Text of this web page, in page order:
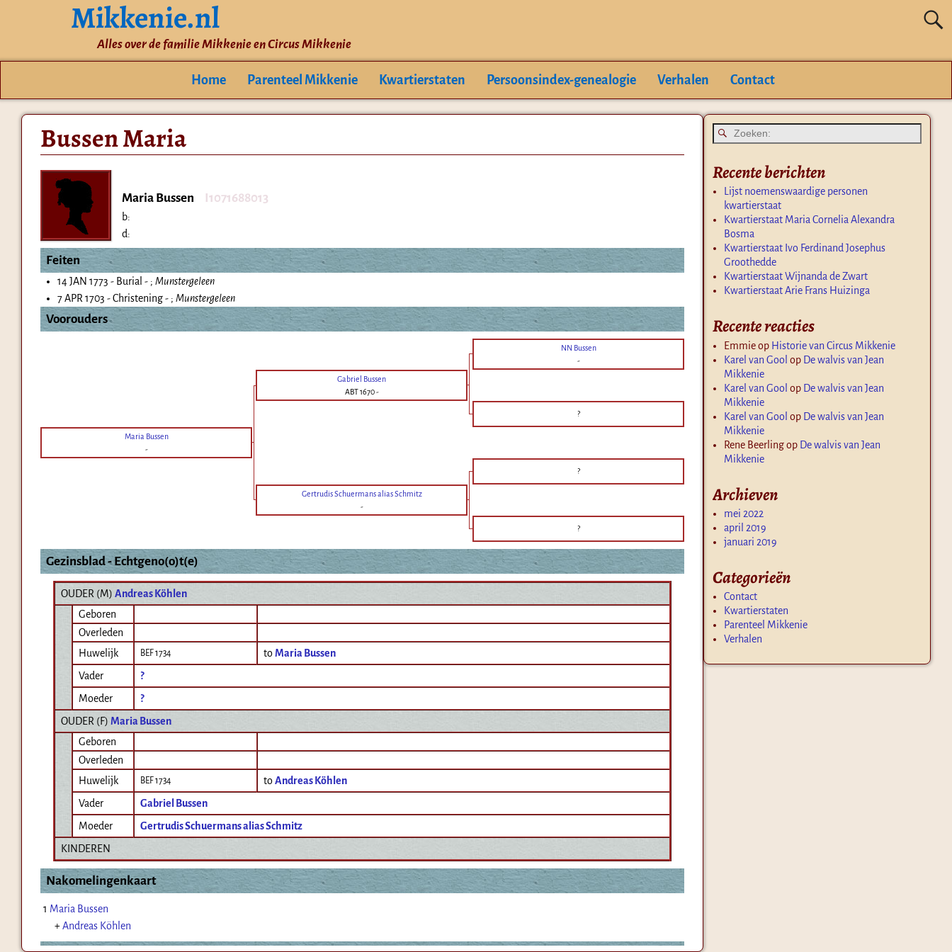
Mikkenie.nl
Alles over de familie Mikkenie en Circus Mikkenie
Home Parenteel Mikkenie Kwartierstaten Persoonsindex-genealogie Verhalen Contact
Bussen Maria
Maria Bussen I1071688013
b:
d:
Feiten
14 JAN 1773 - Burial - ; Munstergeleen
7 APR 1703 - Christening - ; Munstergeleen
Voorouders
NN Bussen
-
Gabriel Bussen
ABT 1670-
?
Maria Bussen
-
?
Gertrudis Schuermans alias Schmitz
-
?
Gezinsblad - Echtgeno(o)t(e)
OUDER (M) Andreas Köhlen
Geboren
Overleden
Huwelijk
BEF 1734 toMaria Bussen
Vader
?
Moeder
?
OUDER (F) Maria Bussen
Geboren
Overleden
Huwelijk
BEF 1734 toAndreas Köhlen
Vader
Gabriel Bussen
Moeder
Gertrudis Schuermans alias Schmitz
KINDEREN
Nakomelingenkaart
1 Maria Bussen
+Andreas Köhlen
Recente berichten
Lijst noemenswaardige personen
kwartierstaat
Kwartierstaat Maria Cornelia Alexandra
Bosma
Kwartierstaat Ivo Ferdinand Josephus
Groothedde
Kwartierstaat Wijnanda de Zwart
Kwartierstaat Arie Frans Huizinga
Recente reacties
Emmieop Historie van Circus Mikkenie
Karel van Gool op De walvis van Jean
Mikkenie
Karel van Gool op De walvis van Jean
Mikkenie
Karel van Gool op De walvis van Jean
Mikkenie
Rene Beerlingop De walvis van Jean
Mikkenie
Archieven
mei 2022
april 2019
januari 2019
Categorieën
Contact
Kwartierstaten
Parenteel Mikkenie
Verhalen